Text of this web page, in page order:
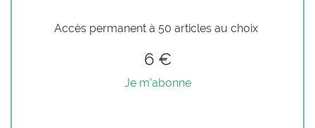
Accès permanent à 50 articles au choix
6 €
Je m'abonne